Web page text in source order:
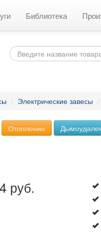
Библиотека
/ Электрические завесы /
Отопление
руб.